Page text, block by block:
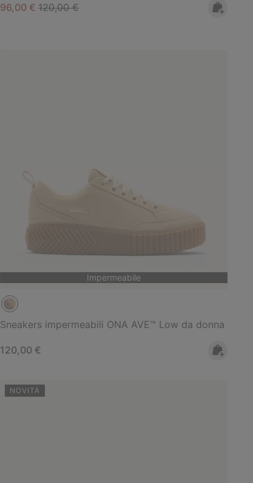
Sale price:
96,00 €Regular price:
120,00 €
Impermeabile
Sneakers impermeabili ONA AVE™ Low da donna
Regular price:
120,00 €
NOVITÀ